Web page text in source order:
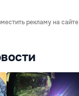
рекламу на сайте